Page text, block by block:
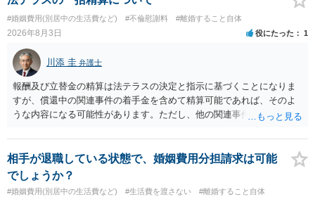
#婚姻費用(別居中の生活費など) #不倫慰謝料 #離婚すること自体
2026年8月3日 役にたった 1
川添 圭 弁護士
報酬及び立替金の精算は法テラスの決定と指示に基づくことになりま
すが、償還中の関連事件の着手金を含めて精算可能であれば、そのよ
うな内容になる可能性があります。ただし、他の関連事件でも相手方
情によって対応が違いますので、法テラスへお尋ねいただいた方が確
実です。
相手が退職している状態で、婚姻費用分担請求は可能
でしょうか？
#婚姻費用(別居中の生活費など) #生活費を渡さない
#離婚すること自体